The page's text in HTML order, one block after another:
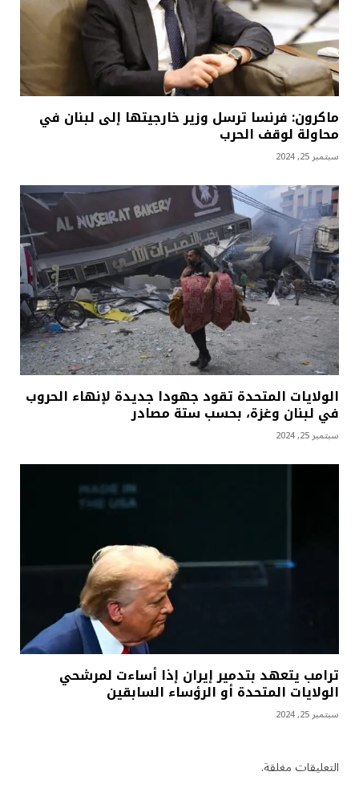
ماكرون: فرنسا ترسل وزير خارجيتها إلى لبنان في
محاولة لوقف الحرب
سبتمبر 25, 2024
الولايات المتحدة تقود جهودا جديدة لإنهاء الحروب
في لبنان وغزة، بحسب ستة مصادر
سبتمبر 25, 2024
ترامب يتعهد بتدمير إيران إذا أساءت لمرشحي
الولايات المتحدة أو الرؤساء السابقين
سبتمبر 25, 2024
التعليقات مغلقة.